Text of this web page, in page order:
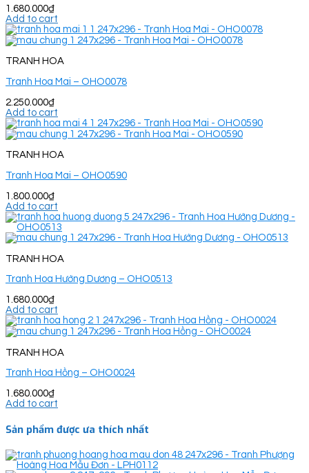
1.680.000₫
Add to cart
TRANH HOA
Tranh Hoa Mai – OHO0078
2.250.000₫
Add to cart
TRANH HOA
Tranh Hoa Mai – OHO0590
1.800.000₫
Add to cart
TRANH HOA
Tranh Hoa Hướng Dương – OHO0513
1.680.000₫
Add to cart
TRANH HOA
Tranh Hoa Hồng – OHO0024
1.680.000₫
Add to cart
Sản phẩm được ưa thích nhất